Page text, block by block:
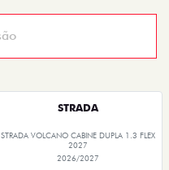
STRADA
STRADA VOLCANO CABINE DUPLA 1.3 FLEX
2027
2026/2027